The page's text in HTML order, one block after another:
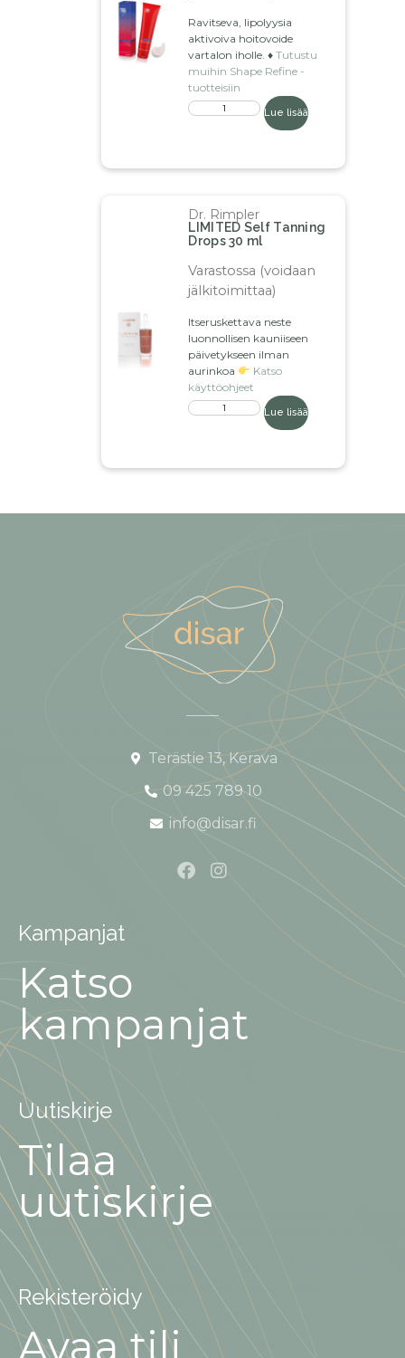
Ravitseva, lipolyysia
aktivoiva hoitovoide
vartalon iholle. ♦️Tutustu
muihin Shape Refine -
tuotteisiin
Lue lisää
Dr. Rimpler
LIMITED Self Tanning
Drops 30 ml
Varastossa (voidaan
jälkitoimittaa)
Itseruskettava neste
luonnollisen kauniiseen
päivetykseen ilman
aurinkoa
Katso
käyttöohjeet
Lue lisää
Terästie 13, Kerava
09 425 789 10
info@disar.fi
Kampanjat
Katso
kampanjat
Uutiskirje
Tilaa
uutiskirje
Rekisteröidy
Avaa tili